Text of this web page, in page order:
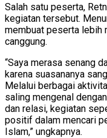
Salah satu peserta,
kegiatan tersebut.
membuat peserta lebih
canggung.
“Saya merasa senang
karena suasananya
Melalui berbagai
saling mengenal
dan relasi, kegiatan
positif dalam mencari
Islam,” ungkapnya.